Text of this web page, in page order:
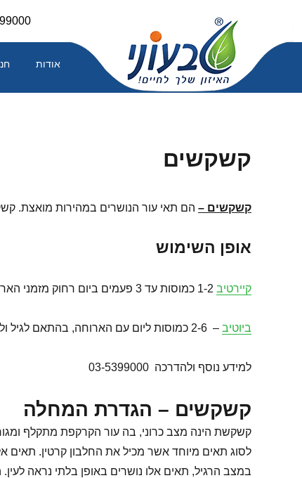
content
אודות
קשקשים
קשקשים – הם תאי עור הנושרים במהירות מואצת.
אופן השימוש
קיירטיב
ביוטיב – 2-6 כמוסות ליום עם הארוחה, בהתאם לגיל ולמצב
למידע נוסף ולהדרכה 03-5399000
קשקשים – הגדרת המחלה
קשקשת הינה מצב כרוני, בה עור הקרקפת מתקלף
לסוג תאים מיוחד אשר מכיל את החלבון קרטין.
במצב הרגיל, תאים אלו נושרים באופן בלתי נראה